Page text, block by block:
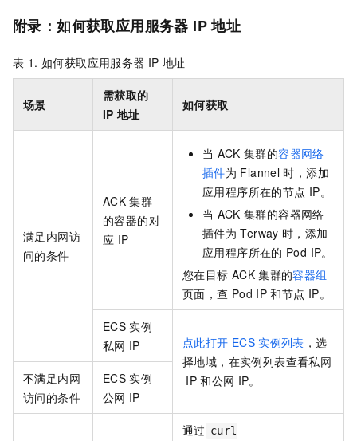
附录：如何获取应用服务器 IP 地址
表 1. 如何获取应用服务器 IP 地址
场景
需获取的
IP 地址
如何获取
满足内网访
问的条件
ACK 集群
的容器的对
应 IP
当 ACK 集群的容器网络
插件为 Flannel 时，添加
应用程序所在的节点 IP。
当 ACK 集群的容器网络
插件为 Terway 时，添加
应用程序所在的 Pod IP。
您在目标 ACK 集群的容器组
页面，查 Pod IP 和节点 IP。
ECS 实例
私网 IP 点此打开 ECS 实例列表 ，选
择地域，在实例列表查看私网
IP 和公网 IP。
不满足内网
访问的条件
ECS 实例
公网 IP
通过 curl